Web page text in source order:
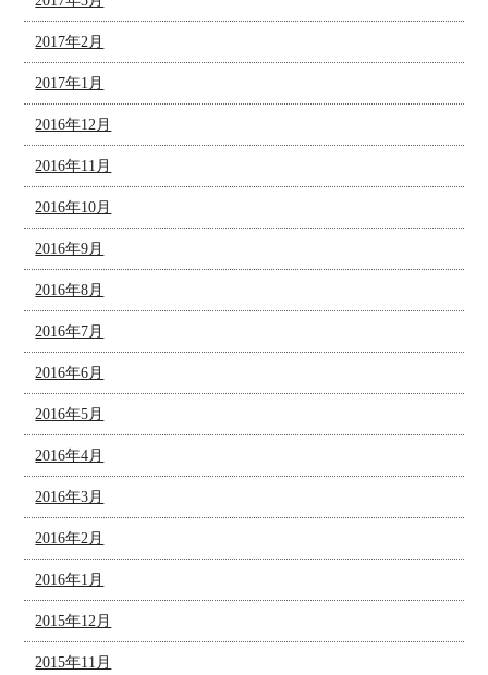
2017年2月
2017年1月
2016年12月
2016年11月
2016年10月
2016年9月
2016年8月
2016年7月
2016年6月
2016年5月
2016年4月
2016年3月
2016年2月
2016年1月
2015年12月
2015年11月